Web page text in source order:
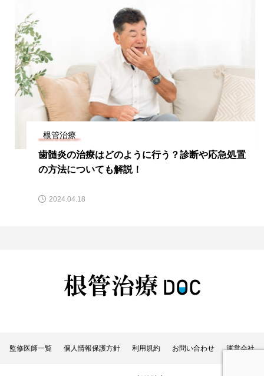
根管治療
歯髄炎の治療はどのように行う？診断や応急処置
の方法についても解説！
2024.04.18
監修医師一覧 個人情報保護方針 利用規約 お問い合わせ 運営会社